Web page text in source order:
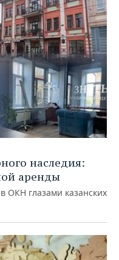
наследия:
аренды
ОКН глазами казанских